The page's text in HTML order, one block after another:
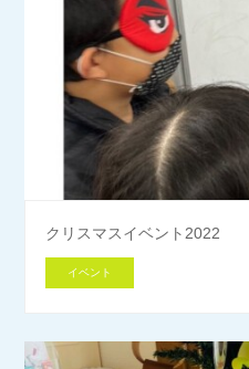
クリスマスイベント2022
イベント